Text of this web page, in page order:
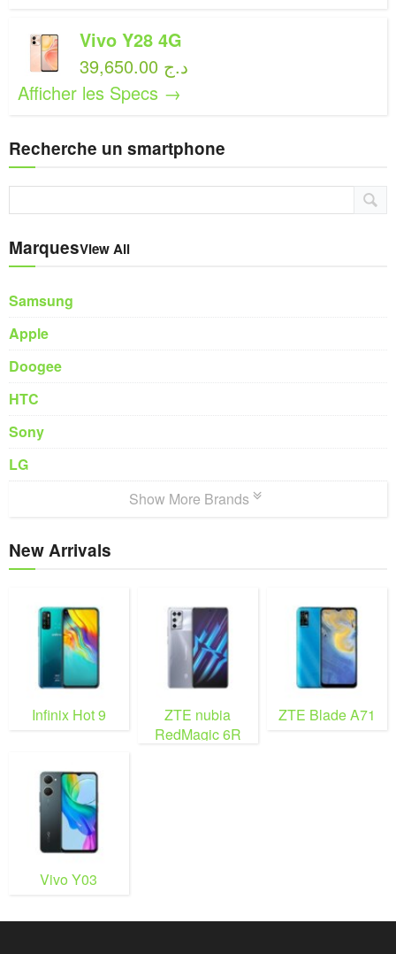
Vivo Y28 4G
39,650.00 د.ج
Afficher les Specs →
Recherche un smartphone
MarquesView All
Samsung
Apple
Doogee
HTC
Sony
LG
Show More Brands
New Arrivals
Infinix Hot 9
ZTE nubia
RedMagic 6R
ZTE Blade A71
Vivo Y03